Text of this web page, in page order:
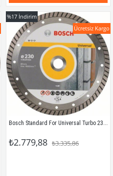
Bosch Standard For Universal Turbo 230 Mm 2608602397
₺2.779,88 ₺3.335,86
%17 İndirim
Ücretsiz Kargo